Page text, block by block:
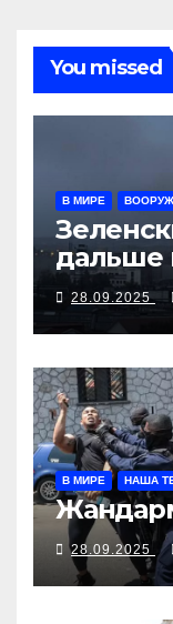
You missed
В МИРЕ
дальше
Время
28.09.2025
В МИРЕ НАША
28.09.2025